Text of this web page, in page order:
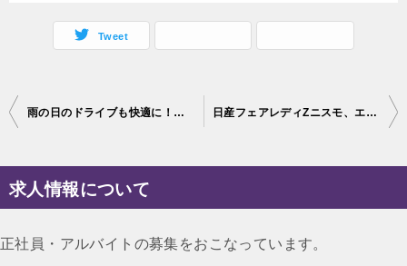
Tweet
投
ナ
ビ
ー
雨の日のドライブも快適に！トヨタ FJクルーザーにウィンドウコート施工、千葉県よりご来店です♪ 日産フェアレディZニスモ、エシュロンコーティング施工編♪埼玉県よりご来店です。
求人情報について
正社員・アルバイトの募集をおこなっています。